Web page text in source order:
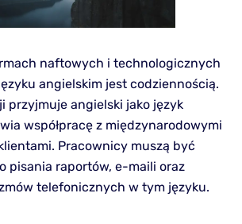
naftowych i technologicznych
angielskim jest codziennością.
przyjmuje angielski jako język
współpracę z międzynarodowymi
Pracownicy muszą być
pisania raportów, e-maili oraz
telefonicznych w tym języku.